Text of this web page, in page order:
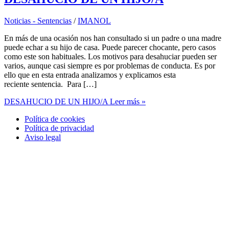
Noticias - Sentencias /IMANOL
En más de una ocasión nos han consultado si un padre o una madre
puede echar a su hijo de casa. Puede parecer chocante, pero casos
como este son habituales. Los motivos para desahuciar pueden ser
varios, aunque casi siempre es por problemas de conducta. Es por
ello que en esta entrada analizamos y explicamos esta
reciente sentencia. Para […]
DESAHUCIO DE UN HIJO/A Leer más »
Política de cookies
Política de privacidad
Aviso legal